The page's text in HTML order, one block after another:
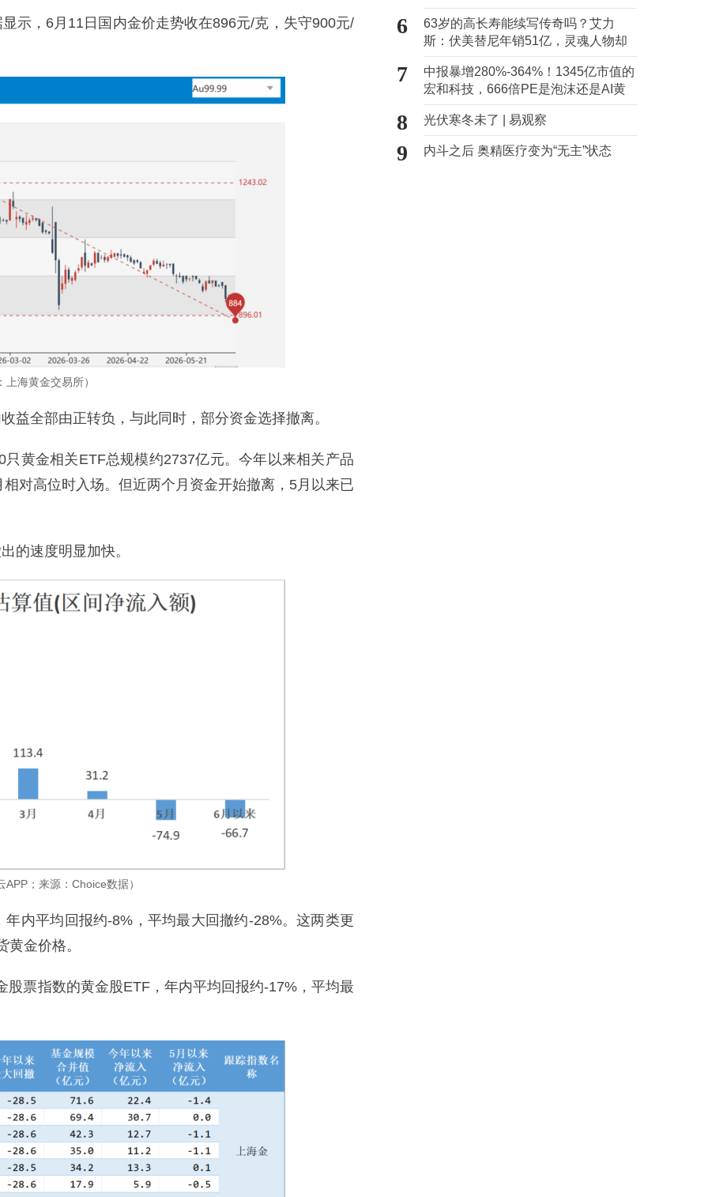
示，6月11日国内金价走势收在896元/克，失守900元/
上海黄金交易所）
益全部由正转负，与此同时，部分资金选择撤离。
黄金相关ETF总规模约2737亿元。今年以来相关产品
对高位时入场。但近两个月资金开始撤离，5月以来已
的速度明显加快。
；来源：Choice数据）
内平均回报约-8%，平均最大回撤约-28%。这两类更
黄金价格。
票指数的黄金股ETF，年内平均回报约-17%，平均最
难抵业绩下滑
6
63岁的高长寿能续写传奇吗？艾力
斯：伏美替尼年销51亿，灵魂人物却
已离场
7
中报暴增280%-364%！1345亿市值的
宏和科技，666倍PE是泡沫还是AI黄
金？
8 光伏寒冬未了 | 易观察
9 内斗之后 奥精医疗变为“无主”状态